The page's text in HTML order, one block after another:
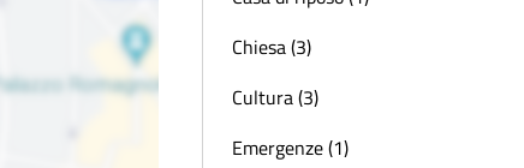
Chiesa (3)
Cultura (3)
Emergenze (1)